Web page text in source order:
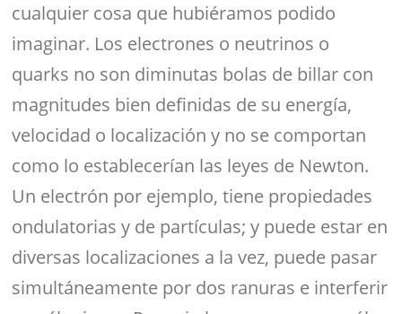
cualquier cosa que hubiéramos podido
imaginar. Los electrones o neutrinos o
quarks no son diminutas bolas de billar con
magnitudes bien definidas de su energía,
velocidad o localización y no se comportan
como lo establecerían las leyes de Newton.
Un electrón por ejemplo, tiene propiedades
ondulatorias y de partículas; y puede estar en
diversas localizaciones a la vez, puede pasar
simultáneamente por dos ranuras e interferir